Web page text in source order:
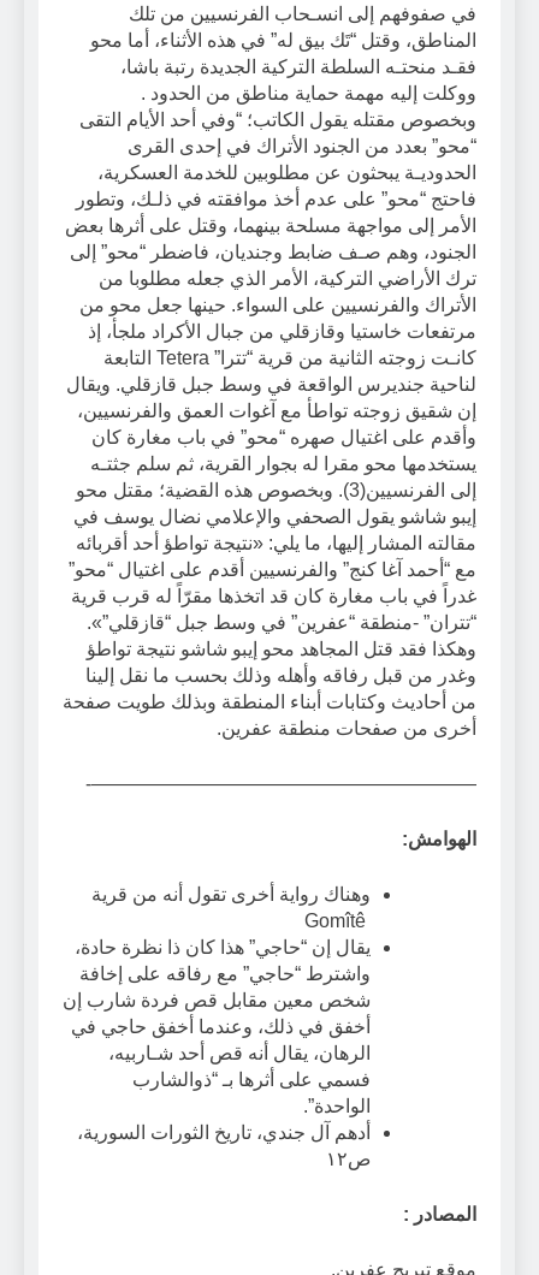
في صفوفهم إلى انسـحاب الفرنسيين من تلك
المناطق، وقتل “تَك بيق له” في هذه الأثناء، أما محو
فقـد منحتـه السلطة التركية الجديدة رتبة باشا،
ووكلت إليه مهمة حماية مناطق من الحدود .
وبخصوص مقتله يقول الكاتب؛ “وفي أحد الأيام التقى
“محو” بعدد من الجنود الأتراك في إحدى القرى
الحدوديـة يبحثون عن مطلوبين للخدمة العسكرية،
فاحتج “محو” على عدم أخذ موافقته في ذلـك، وتطور
الأمر إلى مواجهة مسلحة بينهما، وقتل على أثرها بعض
الجنود، وهم صـف ضابط وجنديان، فاضطر “محو” إلى
ترك الأراضي التركية، الأمر الذي جعله مطلوبا من
الأتراك والفرنسيين على السواء. حينها جعل محو من
مرتفعات خاستيا وقازقلي من جبال الأكراد ملجأ، إذ
كانـت زوجته الثانية من قرية “تترا” Tetera التابعة
لناحية جنديرس الواقعة في وسط جبل قازقلي. ويقال
إن شقيق زوجته تواطأ مع آغوات العمق والفرنسيين،
وأقدم على اغتيال صهره “محو” في باب مغارة كان
يستخدمها محو مقرا له بجوار القرية، ثم سلم جثتـه
إلى الفرنسيين(3). وبخصوص هذه القضية؛ مقتل محو
إيبو شاشو يقول الصحفي والإعلامي نضال يوسف في
مقالته المشار إليها، ما يلي: «نتيجة تواطؤ أحد أقربائه
مع “أحمد آغا كنج” والفرنسيين أقدم على اغتيال “محو”
غدراً في باب مغارة كان قد اتخذها مقرّاً له قرب قرية
“تتران” -منطقة “عفرين” في وسط جبل “قازقلي”».
وهكذا فقد قتل المجاهد محو إيبو شاشو نتيجة تواطؤ
وغدر من قبل رفاقه وأهله وذلك بحسب ما نقل إلينا
من أحاديث وكتابات أبناء المنطقة وبذلك طويت صفحة
أخرى من صفحات منطقة عفرين.
————————————————————-
الهوامش:
وهناك رواية أخرى تقول أنه من قرية
يقال إن “حاجي” هذا كان ذا نظرة حادة،
واشترط “حاجي” مع رفاقه على إخافة
شخص معين مقابل قص فردة شارب إن
أخفق في ذلك، وعندما أخفق حاجي في
الرهان، يقال أنه قص أحد شـاربيه،
فسمي على أثرها بـ “ذوالشارب
الواحدة”.
أدهم آل جندي، تاريخ الثورات السورية،
ص١٢
المصادر :
موقع تيريج عفرين.